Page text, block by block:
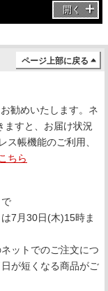
開く
ページ上部に戻る
勧めいたします。ネ
ますと、お届け状況
ス帳機能のご利用、
ちら
7月30日(木)15時ま
ットでのご注文につ
が短くなる商品がご